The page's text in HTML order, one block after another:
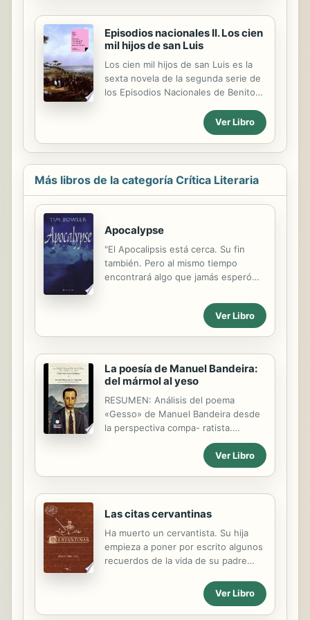
en formato electrónico y
continuamos creciendo.
Episodios nacionales II. Los cien
mil hijos de san Luis
Los cien mil hijos de san Luis es la
sexta novela de la segunda serie de
los Episodios Nacionales de Benito
de julio, habíamos visto cómo
Salvador Monsalud, uno de los
protagonistas de esta segunda serie
de casa, después de interminables
dudas, con una mujer desconocida,
que suponíamos la mujer de un
Pues bien, en Los cien mil hijos de
san Luis, nos enteramos de que la
mujer con quien había finalmente
huido era Genara de Barahona, su
antigua novia, casada con el
Ver Libro
Más libros de la categoría Crítica Literaria
Apocalypse
"El Apocalipsis está cerca. Su fin
también. Pero al mismo tiempo
encontrará algo que jamás esperó
Ver Libro
La poesía de Manuel Bandeira:
del mármol al yeso
RESUMEN: Análisis del poema
«Gesso» de Manuel Bandeira desde
la perspectiva compa- ratista.
Relación con la poética de las ruinas
que se desarrolla en la literatura
europea e iberoamericana desde los
clave: «Gesso»; Manuel Bandeira;
perspectiva comparatista. RESUMO:
Manuel Bandeira desde la
perspectiva compa- ratista. Relación
con la poética de las ruinas que se
desarrolla en la literatura europea e
iberoamericana desde los clásicos a
la actualidad. Palavras-chave:
Ver Libro
Las citas cervantinas
Ha muerto un cervantista. Su hija
empieza a poner por escrito algunos
recuerdos de la vida de su padre
contenido de la biblioteca familiar y
evocando algunos sucesos y
conversaciones mantenidas con su
Ver Libro